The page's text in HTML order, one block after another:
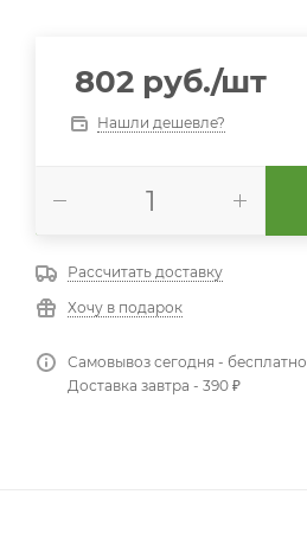
802 руб./шт
Нашли дешевле?
Рассчитать доставку
Хочу в подарок
Самовывоз сегодня - бесплатно
Доставка завтра - 390 ₽